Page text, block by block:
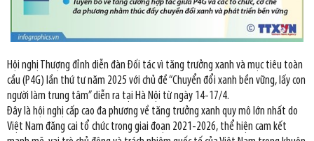
Hội nghị Thượng đỉnh diễn đàn Đối tác vì tăng trưởng xanh và mục tiêu toàn
cầu (P4G) lần thứ tư năm 2025 với chủ đề “Chuyển đổi xanh bền vững, lấy con
người làm trung tâm” diễn ra tại Hà Nội từ ngày 14-17/4.
Đây là hội nghị cấp cao đa phương về tăng trưởng xanh quy mô lớn nhất do
Việt Nam đăng cai tổ chức trong giai đoạn 2021-2026, thể hiện cam kết